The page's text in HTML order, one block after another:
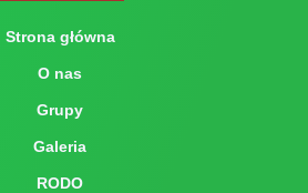
Strona główna
O nas
Grupy
Galeria
RODO